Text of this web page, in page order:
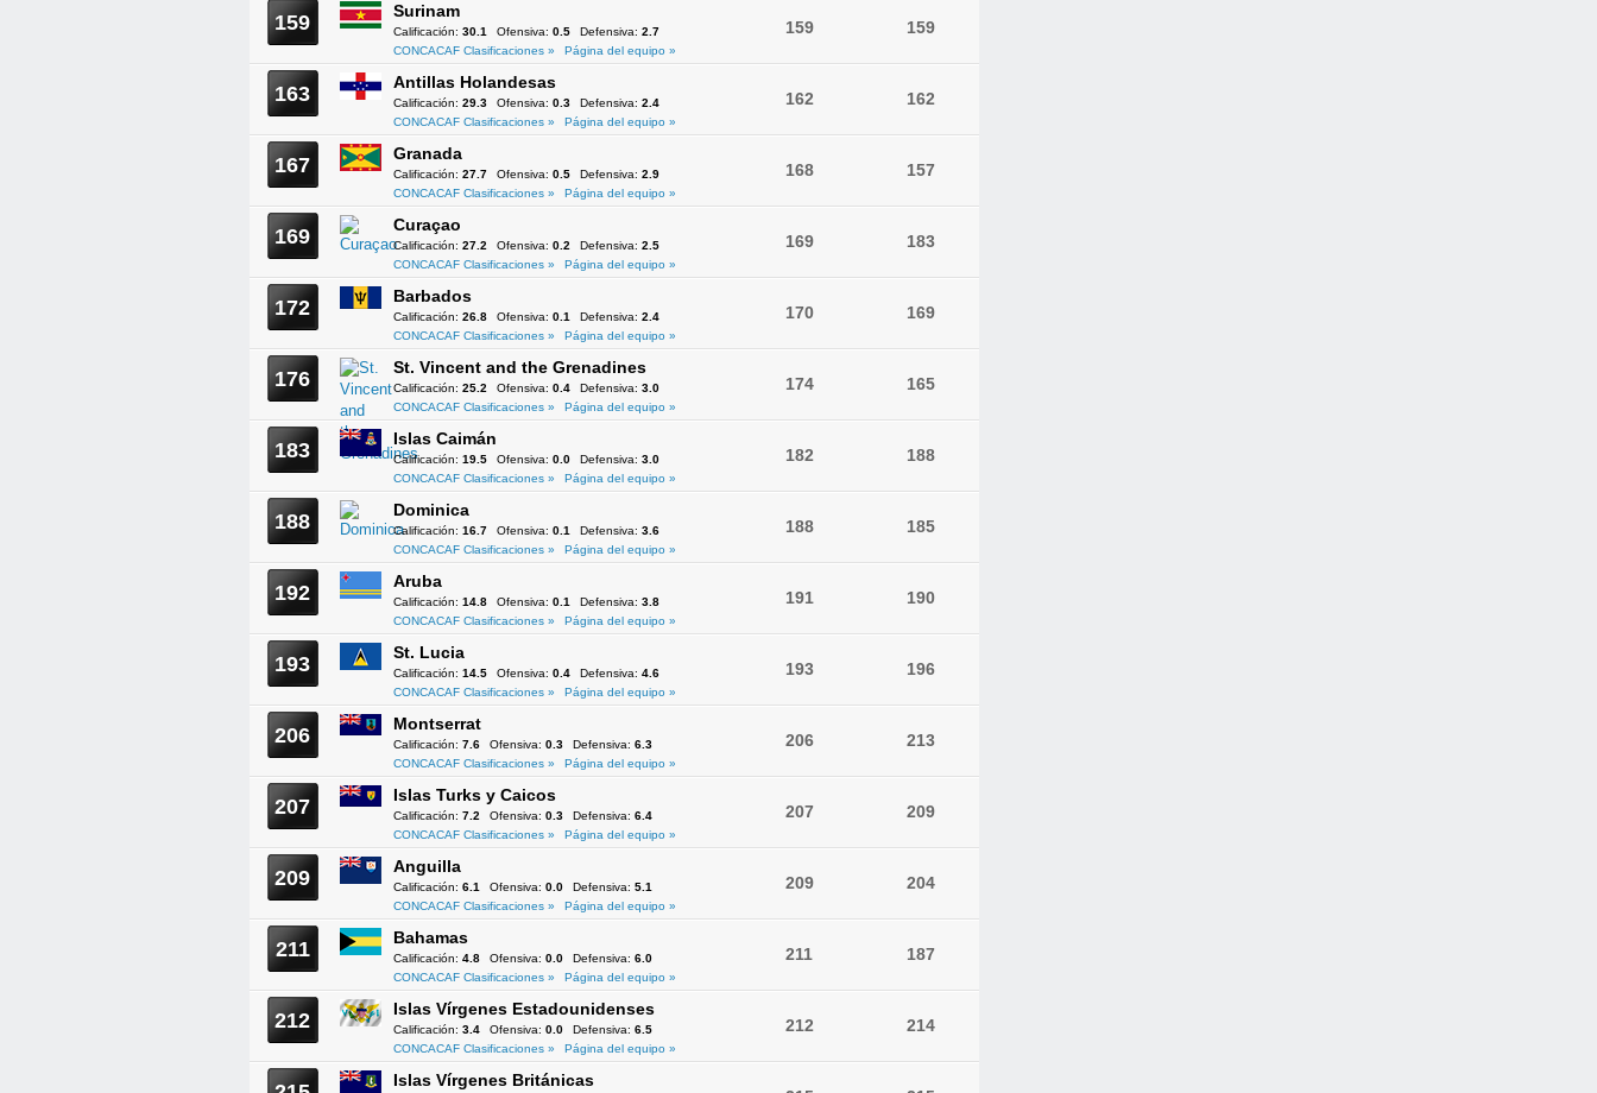
159 Surinam
Calificación: 30.1 Ofensiva: 0.5 Defensiva: 2.7
CONCACAF Clasificaciones »
Página del equipo »
159 159
163 Antillas Holandesas
Calificación: 29.3 Ofensiva: 0.3 Defensiva: 2.4
CONCACAF Clasificaciones »
Página del equipo »
162 162
167 Granada
Calificación: 27.7 Ofensiva: 0.5 Defensiva: 2.9
CONCACAF Clasificaciones »
Página del equipo »
168 157
169 Curaçao
Calificación: 27.2 Ofensiva: 0.2 Defensiva: 2.5
CONCACAF Clasificaciones »
Página del equipo »
169 183
172 Barbados
Calificación: 26.8 Ofensiva: 0.1 Defensiva: 2.4
CONCACAF Clasificaciones »
Página del equipo »
170 169
176 St. Vincent and the Grenadines
Calificación: 25.2 Ofensiva: 0.4 Defensiva: 3.0
CONCACAF Clasificaciones »
Página del equipo »
174 165
183 Islas Caimán
Calificación: 19.5 Ofensiva: 0.0 Defensiva: 3.0
CONCACAF Clasificaciones »
Página del equipo »
182 188
188 Dominica
Calificación: 16.7 Ofensiva: 0.1 Defensiva: 3.6
CONCACAF Clasificaciones »
Página del equipo »
188 185
192 Aruba
Calificación: 14.8 Ofensiva: 0.1 Defensiva: 3.8
CONCACAF Clasificaciones »
Página del equipo »
191 190
193 St. Lucia
Calificación: 14.5 Ofensiva: 0.4 Defensiva: 4.6
CONCACAF Clasificaciones »
Página del equipo »
193 196
206 Montserrat
Calificación: 7.6 Ofensiva: 0.3 Defensiva: 6.3
CONCACAF Clasificaciones »
Página del equipo »
206 213
207 Islas Turks y Caicos
Calificación: 7.2 Ofensiva: 0.3 Defensiva: 6.4
CONCACAF Clasificaciones »
Página del equipo »
207 209
209 Anguilla
Calificación: 6.1 Ofensiva: 0.0 Defensiva: 5.1
CONCACAF Clasificaciones »
Página del equipo »
209 204
211 Bahamas
Calificación: 4.8 Ofensiva: 0.0 Defensiva: 6.0
CONCACAF Clasificaciones »
Página del equipo »
211 187
212 Islas Vírgenes Estadounidenses
Calificación: 3.4 Ofensiva: 0.0 Defensiva: 6.5
CONCACAF Clasificaciones »
Página del equipo »
212 214
Islas Vírgenes Británicas